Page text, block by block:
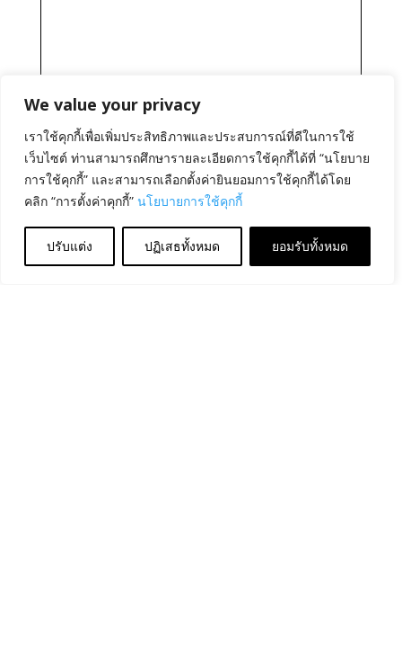
We value your privacy
เราใช้คุกกี้เพื่อเพิ่มประสิทธิภาพและประสบการณ์ที่ดีในการใช้
เว็บไซต์ ท่านสามารถศึกษารายละเอียดการใช้คุกกี้ได้ที่ “นโยบาย
การใช้คุกกี้” และสามารถเลือกตั้งค่ายินยอมการใช้คุกกี้ได้โดย
คลิก “การตั้งค่าคุกกี้” นโยบายการใช้คุกกี้
ปรับแต่ง ปฏิเสธทั้งหมด ยอมรับทั้งหมด